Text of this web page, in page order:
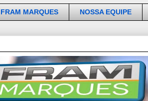
FRAM MARQUES NOSSA EQUIPE